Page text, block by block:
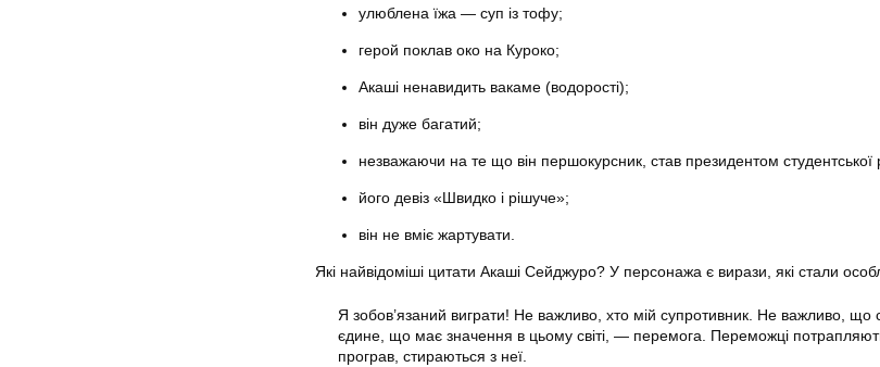
улюблена їжа — суп із тофу;
герой поклав око на Куроко;
Акаші ненавидить вакаме (водорості);
він дуже багатий;
незважаючи на те що він першокурсник, став президентом студентської
його девіз «Швидко і рішуче»;
він не вміє жартувати.
Які найвідоміші цитати Акаші Сейджуро? У персонажа є вирази, які стали
Я зобов’язаний виграти! Не важливо, хто мій супротивник. Не важливо, що
єдине, що має значення в цьому світі, — перемога. Переможці потрапляють
програв, стираються з неї.